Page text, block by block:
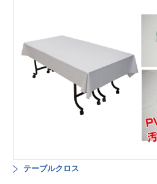
テーブルクロス